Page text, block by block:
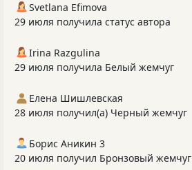
Svetlana Efimova
29 июля получила статус автора
Irina Razgulina
29 июля получила Белый жемчуг
Елена Шишлевская
28 июля получил(а) Черный жемчуг
Борис Аникин 3
20 июля получил Бронзовый жемчуг